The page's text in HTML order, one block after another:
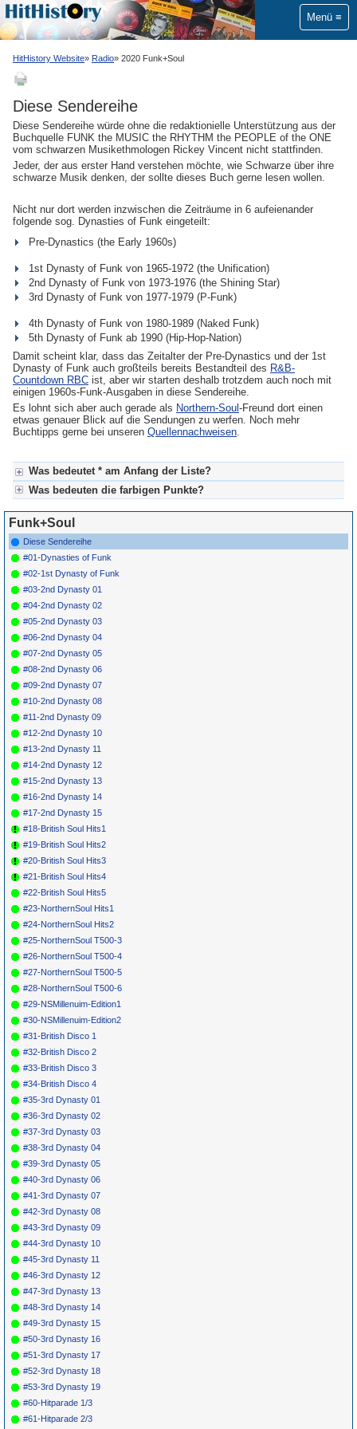
Menü
HitHistory Website Radio 2020 Funk+Soul
Diese Sendereihe
Diese Sendereihe würde ohne die redaktionielle Unterstützung aus der
Buchquelle FUNK the MUSIC the RHYTHM the PEOPLE of the ONE
vom schwarzen Musikethmologen Rickey Vincent nicht stattfinden.
Jeder, der aus erster Hand verstehen möchte, wie Schwarze über ihre
schwarze Musik denken, der sollte dieses Buch gerne lesen wollen.
Nicht nur dort werden inzwischen die Zeiträume in 6 aufeienander
folgende sog. Dynasties of Funk eingeteilt:
Pre-Dynastics (the Early 1960s)
1st Dynasty of Funk von 1965-1972 (the Unification)
2nd Dynasty of Funk von 1973-1976 (the Shining Star)
3rd Dynasty of Funk von 1977-1979 (P-Funk)
4th Dynasty of Funk von 1980-1989 (Naked Funk)
5th Dynasty of Funk ab 1990 (Hip-Hop-Nation)
Damit scheint klar, dass das Zeitalter der Pre-Dynastics und der 1st
Dynasty of Funk auch großteils bereits Bestandteil des R&B-
Countdown RBC ist, aber wir starten deshalb trotzdem auch noch mit
einigen 1960s-Funk-Ausgaben in diese Sendereihe.
Es lohnt sich aber auch gerade als Northern-Soul -Freund dort einen
etwas genauer Blick auf die Sendungen zu werfen. Noch mehr
Buchtipps gerne bei unseren Quellennachweisen
Was bedeutet * am Anfang der Liste?
* heißt in diesem Fall, dass die Songstory bereits fertig gestellt ist.
Was bedeuten die farbigen Punkte?
Für Axel's Songstories:
Grün = fertig produzierte Sendung (=abgeschlossen)
Grün! = besonders interessante Sendung (=nicht versäumen)
Gelb = ist derzeit in Bearbeitung
Blau = Beschreibungstext (keine Sendung)
Funk+Soul
Diese Sendereihe
#01-Dynasties of Funk
#02-1st Dynasty of Funk
#03-2nd Dynasty 01
#04-2nd Dynasty 02
#05-2nd Dynasty 03
#06-2nd Dynasty 04
#07-2nd Dynasty 05
#08-2nd Dynasty 06
#09-2nd Dynasty 07
#10-2nd Dynasty 08
#11-2nd Dynasty 09
#12-2nd Dynasty 10
#13-2nd Dynasty 11
#14-2nd Dynasty 12
#15-2nd Dynasty 13
#16-2nd Dynasty 14
#17-2nd Dynasty 15
#18-British Soul Hits1
#19-British Soul Hits2
#20-British Soul Hits3
#21-British Soul Hits4
#22-British Soul Hits5
#23-NorthernSoul Hits1
#24-NorthernSoul Hits2
#25-NorthernSoul T500-3
#26-NorthernSoul T500-4
#27-NorthernSoul T500-5
#28-NorthernSoul T500-6
#29-NSMillenuim-Edition1
#30-NSMillenuim-Edition2
#31-British Disco 1
#32-British Disco 2
#33-British Disco 3
#34-British Disco 4
#35-3rd Dynasty 01
#36-3rd Dynasty 02
#37-3rd Dynasty 03
#38-3rd Dynasty 04
#39-3rd Dynasty 05
#40-3rd Dynasty 06
#41-3rd Dynasty 07
#42-3rd Dynasty 08
#43-3rd Dynasty 09
#44-3rd Dynasty 10
#45-3rd Dynasty 11
#46-3rd Dynasty 12
#47-3rd Dynasty 13
#48-3rd Dynasty 14
#49-3rd Dynasty 15
#50-3rd Dynasty 16
#51-3rd Dynasty 17
#52-3rd Dynasty 18
#53-3rd Dynasty 19
#60-Hitparade 1/3
#61-Hitparade 2/3